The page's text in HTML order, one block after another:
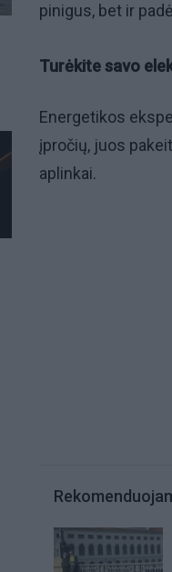
pinigus, bet ir
Turėkite savo
Energetikos
įpročių, juos
aplinkai.